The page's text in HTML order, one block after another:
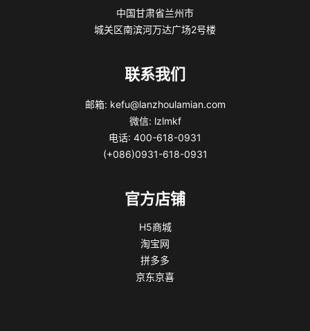
中国甘肃省兰州市
城关区南滨河万达广场2号楼
联系我们
邮箱: kefu@lanzhoulamian.com
微信: lzlmkf
电话: 400-618-0931
(+086)0931-618-0931
官方店铺
H5商城
淘宝网
拼多多
京东京喜